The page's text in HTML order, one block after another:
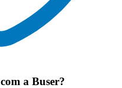
com a Buser?